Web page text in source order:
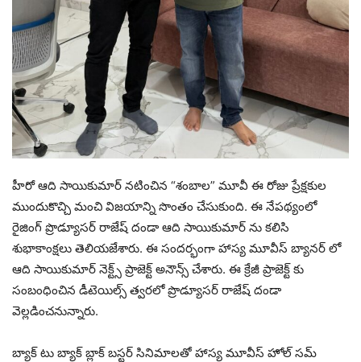
హీరో ఆది సాయికుమార్ నటించిన “శంబాల” మూవీ ఈ రోజు ప్రేక్షకుల
ముందుకొచ్చి మంచి విజయాన్ని సొంతం చేసుకుంది. ఈ నేపథ్యంలో
రైజింగ్ ప్రొడ్యూసర్ రాజేష్ దండా ఆది సాయికుమార్ ను కలిసి
శుభాకాంక్షలు తెలియజేశారు. ఈ సందర్భంగా హాస్య మూవీస్ బ్యానర్ లో
ఆది సాయికుమార్ నెక్ట్స్ ప్రాజెక్ట్ అనౌన్స్ చేశారు. ఈ క్రేజీ ప్రాజెక్ట్ కు
సంబంధించిన డీటెయిల్స్ త్వరలో ప్రొడ్యూసర్ రాజేష్ దండా
వెల్లడించనున్నారు.
బ్యాక్ టు బ్యాక్ బ్లాక్ బస్టర్ సినిమాలతో హాస్య మూవీస్ హోల్ సమ్